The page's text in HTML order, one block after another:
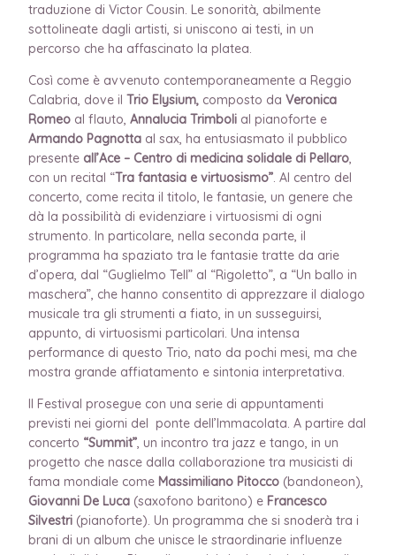
traduzione di Victor Cousin. Le sonorità, abilmente
sottolineate dagli artisti, si uniscono ai testi, in un
percorso che ha affascinato la platea.
Così come è avvenuto contemporaneamente a Reggio
Calabria, dove il Trio Elysium, composto da Veronica
Romeo al flauto, Annalucia Trimboli al pianoforte e
Armando Pagnotta al sax, ha entusiasmato il pubblico
presente all’Ace – Centro di medicina solidale di Pellaro,
con un recital “Tra fantasia e virtuosismo”. Al centro del
concerto, come recita il titolo, le fantasie, un genere che
dà la possibilità di evidenziare i virtuosismi di ogni
strumento. In particolare, nella seconda parte, il
programma ha spaziato tra le fantasie tratte da arie
d’opera, dal “Guglielmo Tell” al “Rigoletto”, a “Un ballo in
maschera”, che hanno consentito di apprezzare il dialogo
musicale tra gli strumenti a fiato, in un susseguirsi,
appunto, di virtuosismi particolari. Una intensa
performance di questo Trio, nato da pochi mesi, ma che
mostra grande affiatamento e sintonia interpretativa.
Il Festival prosegue con una serie di appuntamenti
previsti nei giorni del ponte dell’Immacolata. A partire dal
concerto “Summit”, un incontro tra jazz e tango, in un
progetto che nasce dalla collaborazione tra musicisti di
fama mondiale come Massimiliano Pitocco (bandoneon),
Giovanni De Luca (saxofono baritono) e Francesco
Silvestri (pianoforte). Un programma che si snoderà tra i
brani di un album che unisce le straordinarie influenze